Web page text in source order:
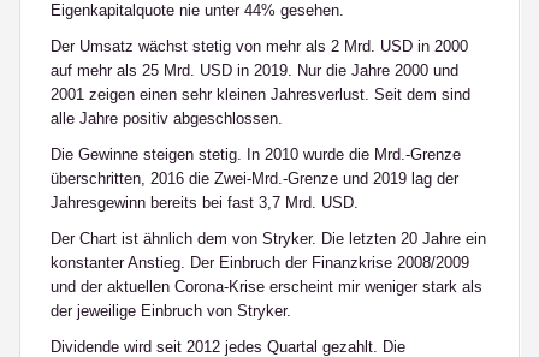
Eigenkapitalquote nie unter 44% gesehen.
Der Umsatz wächst stetig von mehr als 2 Mrd. USD in 2000
auf mehr als 25 Mrd. USD in 2019. Nur die Jahre 2000 und
2001 zeigen einen sehr kleinen Jahresverlust. Seit dem sind
alle Jahre positiv abgeschlossen.
Die Gewinne steigen stetig. In 2010 wurde die Mrd.-Grenze
überschritten, 2016 die Zwei-Mrd.-Grenze und 2019 lag der
Jahresgewinn bereits bei fast 3,7 Mrd. USD.
Der Chart ist ähnlich dem von Stryker. Die letzten 20 Jahre ein
konstanter Anstieg. Der Einbruch der Finanzkrise 2008/2009
und der aktuellen Corona-Krise erscheint mir weniger stark als
der jeweilige Einbruch von Stryker.
Dividende wird seit 2012 jedes Quartal gezahlt. Die